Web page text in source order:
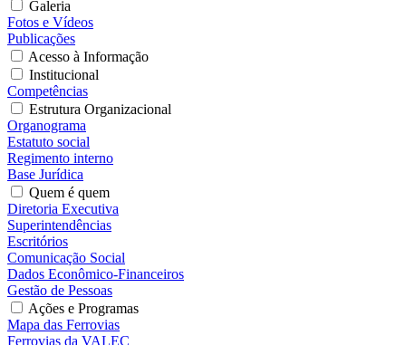
Galeria
Fotos e Vídeos
Publicações
Acesso à Informação
Institucional
Competências
Estrutura Organizacional
Organograma
Estatuto social
Regimento interno
Base Jurídica
Quem é quem
Diretoria Executiva
Superintendências
Escritórios
Comunicação Social
Dados Econômico-Financeiros
Gestão de Pessoas
Ações e Programas
Mapa das Ferrovias
Ferrovias da VALEC